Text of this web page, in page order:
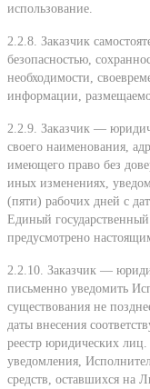
использование.
2.2.8. Заказчик
безопасностью,
необходимости,
информации,
2.2.9. Заказчик —
своего наименования,
имеющего право без
иных изменениях,
(пяти) рабочих дней с
Единый
предусмотрено
2.2.10. Заказчик —
письменно уведомить
существования не
даты внесения
реестр юридических лиц.
уведомления,
средств, оставшихся на